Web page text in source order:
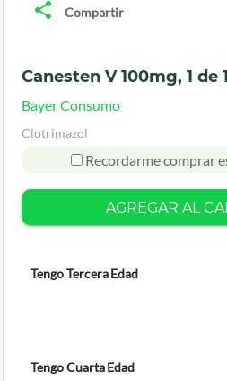
Compartir
Canesten V 100mg, 1 de
Bayer Consumo
Clotrimazol
Recordarme comprar
AGREGAR AL
Tengo Tercera Edad
Tengo Cuarta Edad